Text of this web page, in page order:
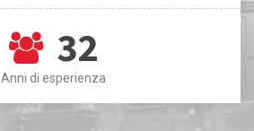
32
Anni di esperienza